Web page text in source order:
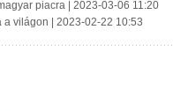
piacra | 2023-03-06 11:20
a világon | 2023-02-22 10:53